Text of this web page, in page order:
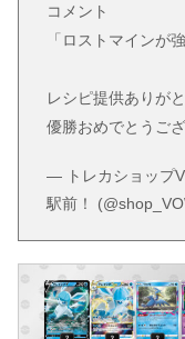
コメント
「ロストマインが
レシピ提供ありが
優勝おめでとうご
— トレカショップ
駅前！